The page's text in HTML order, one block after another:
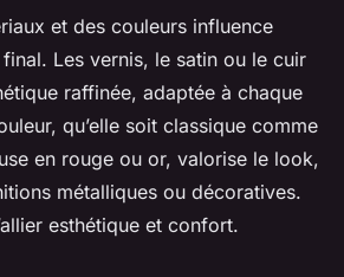
et des couleurs influence
Les vernis, le satin ou le cuir
raffinée, adaptée à chaque
qu’elle soit classique comme
en rouge ou or, valorise le look,
métalliques ou décoratives.
esthétique et confort.